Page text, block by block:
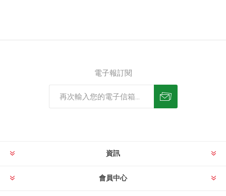
電子報訂閱
資訊
會員中心